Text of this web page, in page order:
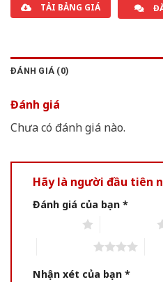
TẢI BẢNG GIÁ
ĐÁNH GIÁ (0)
Đánh giá
Chưa có đánh giá nào.
Hãy là người đầu tiên
Đánh giá của bạn *
Nhận xét của bạn *